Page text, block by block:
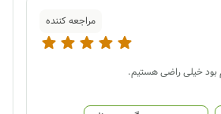
مراجعه کننده
خیلی راضی هستیم.